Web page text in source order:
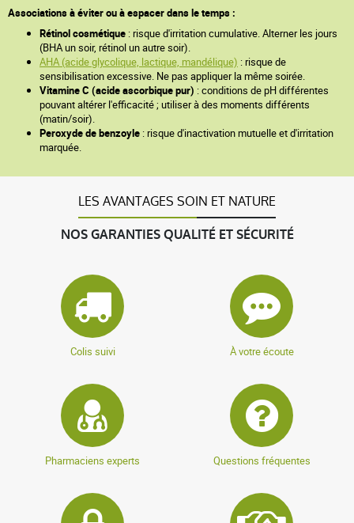
Associations à éviter ou à espacer dans le temps :
Rétinol cosmétique : risque d'irritation cumulative. Alterner les jours
(BHA un soir, rétinol un autre soir).
AHA (acide glycolique, lactique, mandélique) : risque de
sensibilisation excessive. Ne pas appliquer la même soirée.
Vitamine C (acide ascorbique pur) : conditions de pH différentes
pouvant altérer l'efficacité ; utiliser à des moments différents
(matin/soir).
Peroxyde de benzoyle : risque d'inactivation mutuelle et d'irritation
marquée.
LES AVANTAGES SOIN ET NATURE
NOS GARANTIES QUALITÉ ET SÉCURITÉ
Colis suivi À votre écoute
Pharmaciens experts Questions fréquentes